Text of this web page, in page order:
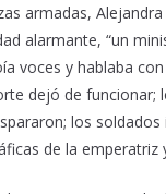
armadas,
alarmante, “un
voces y hablaba
dejó de funcionar;
los soldados
de la emperatriz